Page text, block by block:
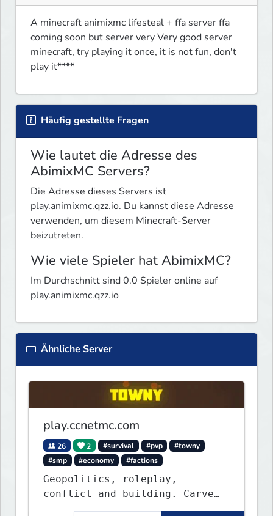
A minecraft animixmc lifesteal + ffa server ffa
coming soon but server very Very good server
minecraft, try playing it once, it is not fun, don't
play it****
Häufig gestellte Fragen
Wie lautet die Adresse des
AbimixMC Servers?
Die Adresse dieses Servers ist
play.animixmc.qzz.io. Du kannst diese Adresse
verwenden, um diesem Minecraft-Server
beizutreten.
Wie viele Spieler hat AbimixMC?
Im Durchschnitt sind 0.0 Spieler online auf
play.animixmc.qzz.io
Ähnliche Server
play.ccnetmc.com
26 2 #survival #pvp
#towny
#smp
#economy #factions
Geopolitics, roleplay,
conflict and building. Carve
out your own story on a 1:1000